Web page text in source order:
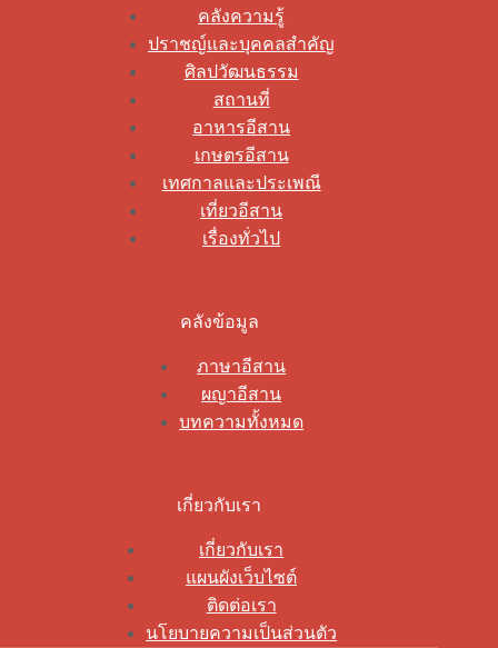
คลังความรู้
ปราชญ์และบุคคลสำคัญ
ศิลปวัฒนธรรม
สถานที่
อาหารอีสาน
เกษตรอีสาน
เทศกาลและประเพณี
เที่ยวอีสาน
เรื่องทั่วไป
คลังข้อมูล
ภาษาอีสาน
ผญาอีสาน
บทความทั้งหมด
เกี่ยวกับเรา
เกี่ยวกับเรา
แผนผังเว็บไซต์
ติดต่อเรา
นโยบายความเป็นส่วนตัว